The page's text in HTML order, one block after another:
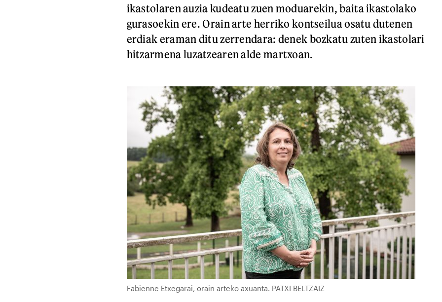
ikastolaren auzia kudeatu zuen moduarekin, baita ikastolako
gurasoekin ere. Orain arte herriko kontseilua osatu dutenen
erdiak eraman ditu zerrendara: denek bozkatu zuten ikastolari
hitzarmena luzatzearen alde martxoan.
Fabienne Etxegarai, orain arteko axuanta. PATXI BELTZAIZ